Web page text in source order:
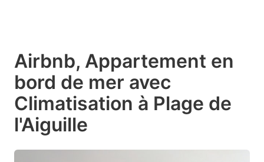
Airbnb, Appartement en
bord de mer avec
Climatisation à Plage de
l'Aiguille